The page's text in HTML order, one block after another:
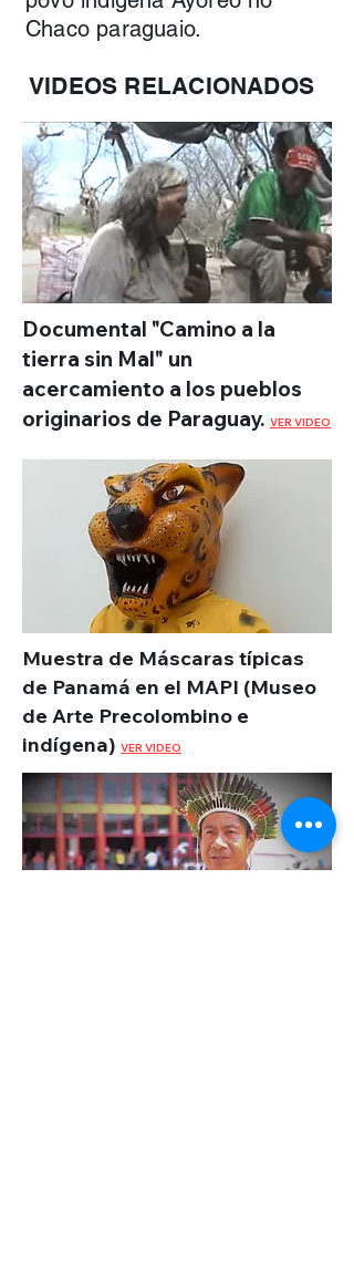
Chaco paraguaio.
VIDEOS RELACIONADOS
Documental "Camino a la
tierra sin Mal" un
acercamiento a los pueblos
originarios de Paraguay. VER VIDEO
Muestra de Máscaras típicas
de Panamá en el MAPI (Museo
de Arte Precolombino e
indígena) VER VIDEO